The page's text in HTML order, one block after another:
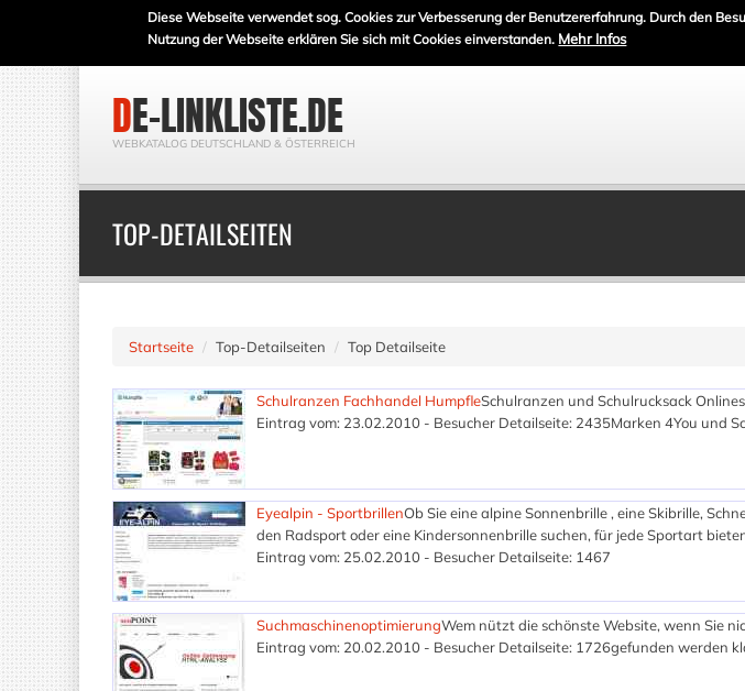
Diese Webseite verwendet sog. Cookies zur Verbesserung der Benutzererfahrung. Durch den
Nutzung der Webseite erklären Sie sich mit Cookies einverstanden. Mehr Infos
DE-LINKLISTE.DE
WEBKATALOG DEUTSCHLAND & ÖSTERREICH
TOP-DETAILSEITEN
Startseite Top-Detailseiten Top Detailseite
Schulranzen Fachhandel HumpfleSchulranzen und Schulrucksack
Marken 4You und
Eintrag vom: 23.02.2010 - Besucher Detailseite: 2435
Eyealpin - SportbrillenOb Sie eine alpine Sonnenbrille , eine Skibrille,
den Radsport oder eine Kindersonnenbrille suchen, für jede Sportart
Eintrag vom: 25.02.2010 - Besucher Detailseite: 1467
SuchmaschinenoptimierungWem nützt die schönste Website, wenn Sie
gefunden werden
Eintrag vom: 20.02.2010 - Besucher Detailseite: 1726